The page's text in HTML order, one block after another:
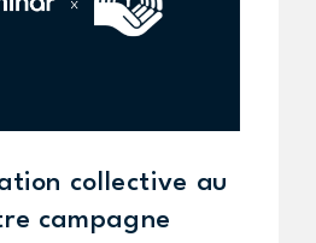
collective au
campagne